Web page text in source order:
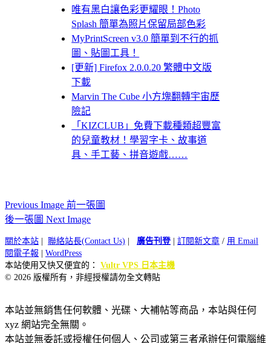
唯有黑白讓色彩更耀眼！Photo
Splash 簡單為照片保留局部色彩
MyPrintScreen v3.0 簡單到不行的抓
圖、貼圖工具！
[更新] Firefox 2.0.0.20 繁體中文版
下載
Marvin The Cube 小方塊翻轉宇宙歷
險記
「KIZCLUB」免費下載種類超豐富
的兒童教材！學習字卡、故事道
具、手工藝、拼音遊戲……
Previous Image 前一張圖
後一張圖 Next Image
關於本站 聯絡站長(Contact Us) 廣告刊登| 訂閱新文章 / 用 Email
閱電子報
WordPress
本站使用又快又便宜的： Vultr VPS 日本主機
© 2026 版權所有，非經授權請勿全文轉貼
本站並無銷售任何軟體、光碟、大補帖等商品，本站與任何
xyz 網站完全無關。
本站並無委託或授權任何個人、公司或第三者承辦任何電腦維